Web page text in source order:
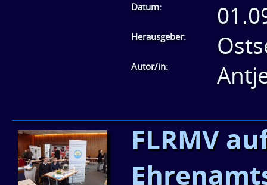
Datum:
Herausgeber:
Autor/in:
FLRMV